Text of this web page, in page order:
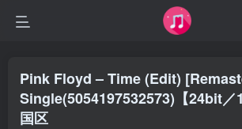
Pink Floyd – Time (Edit)
Single(5054197532573)【24bit／
国区